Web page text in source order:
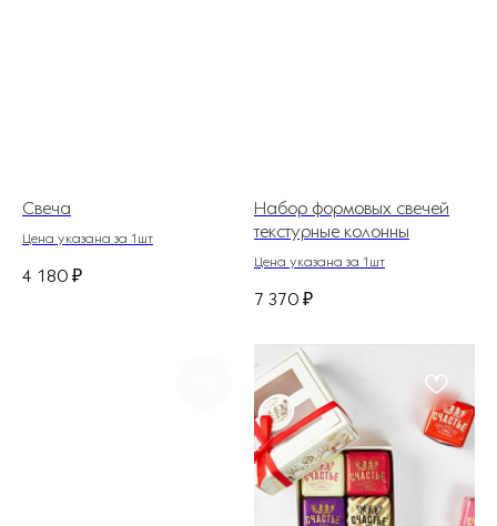
Свеча
Цена указана за 1шт
4 180 ₽
Набор формовых свечей
текстурные колонны
Цена указана за 1шт
7 370 ₽